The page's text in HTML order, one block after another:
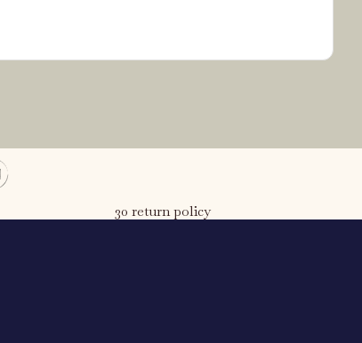
30 return policy